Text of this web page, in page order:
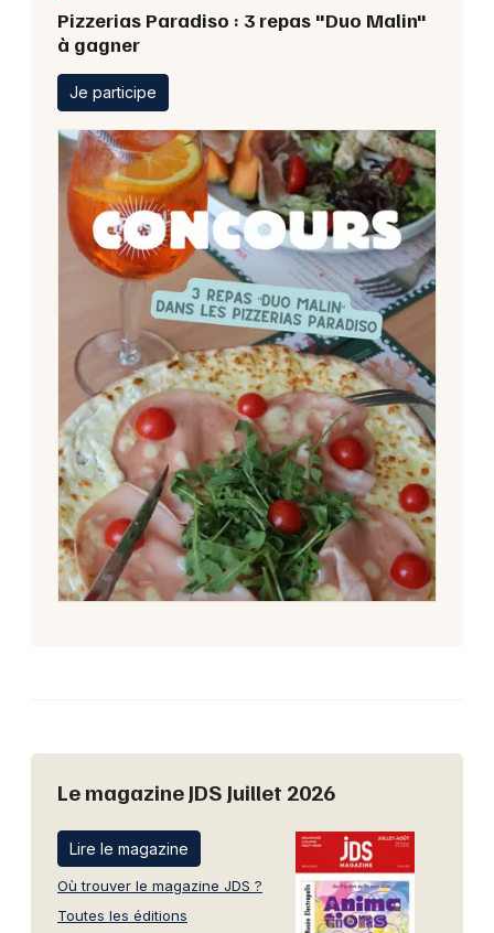
Pizzerias Paradiso : 3 repas "Duo Malin"
à gagner
Je participe
Le magazine JDS Juillet 2026
Lire le magazine
Où trouver le magazine JDS ?
Toutes les éditions